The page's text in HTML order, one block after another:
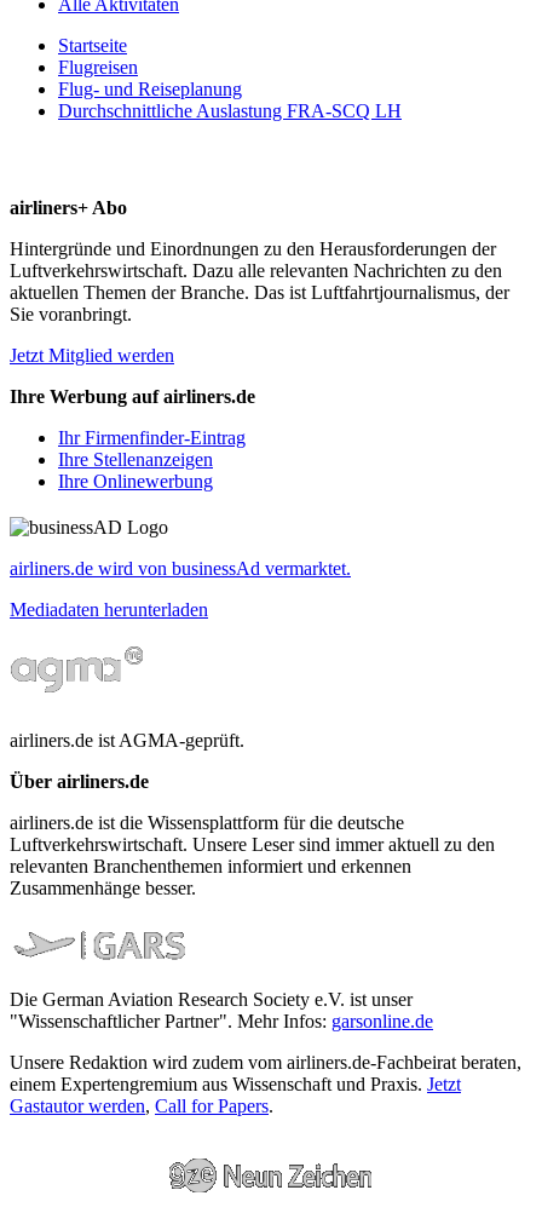
Startseite
Flugreisen
Flug- und Reiseplanung
Durchschnittliche Auslastung FRA-SCQ LH
airliners+ Abo
Hintergründe und Einordnungen zu den Herausforderungen der
Luftverkehrswirtschaft. Dazu alle relevanten Nachrichten zu den
aktuellen Themen der Branche. Das ist Luftfahrtjournalismus, der
Sie voranbringt.
Jetzt Mitglied werden
Ihre Werbung auf airliners.de
Ihr Firmenfinder-Eintrag
Ihre Stellenanzeigen
Ihre Onlinewerbung
airliners.de wird von businessAd vermarktet.
Mediadaten herunterladen
airliners.de ist AGMA-geprüft.
Über airliners.de
airliners.de ist die Wissensplattform für die deutsche
Luftverkehrswirtschaft. Unsere Leser sind immer aktuell zu den
relevanten Branchenthemen informiert und erkennen
Zusammenhänge besser.
Die German Aviation Research Society e.V. ist unser
"Wissenschaftlicher Partner". Mehr Infos: garsonline.de
Unsere Redaktion wird zudem vom airliners.de-Fachbeirat beraten,
einem Expertengremium aus Wissenschaft und Praxis. Jetzt
Gastautor werden, Call for Papers.